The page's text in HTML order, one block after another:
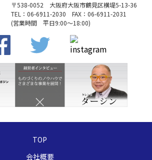
〒538-0052 大阪府大阪市鶴見区横堤5-13-36
TEL：06-6911-2030 FAX：06-6911-2031
(営業時間 平日9:00～18:00)
TOP
会社概要